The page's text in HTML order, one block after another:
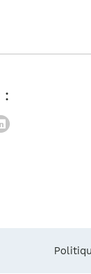
:
LinkedIn